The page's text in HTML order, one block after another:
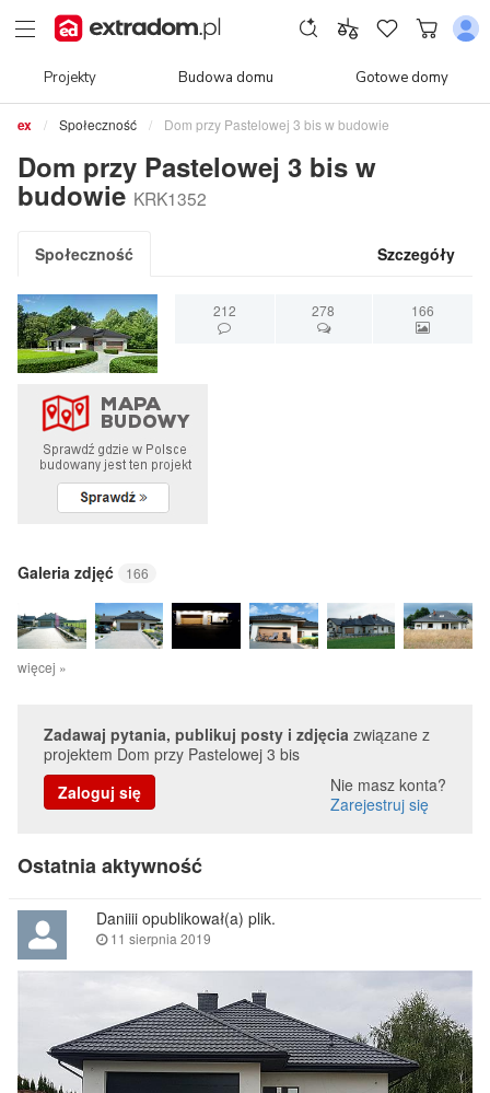
Projekty Budowa domu Gotowe domy
Społeczność Dom przy Pastelowej 3 bis w budowie
Dom przy Pastelowej 3 bis w
budowieKRK1352
Społeczność Szczegóły
212 278 166
Galeria zdjęć 166
więcej »
Zadawaj pytania, publikuj posty i zdjęcia związane z
projektem Dom przy Pastelowej 3 bis
Zaloguj się
Nie masz konta?
Zarejestruj się
Ostatnia aktywność
Daniiii opublikował(a) plik.
11 sierpnia 2019